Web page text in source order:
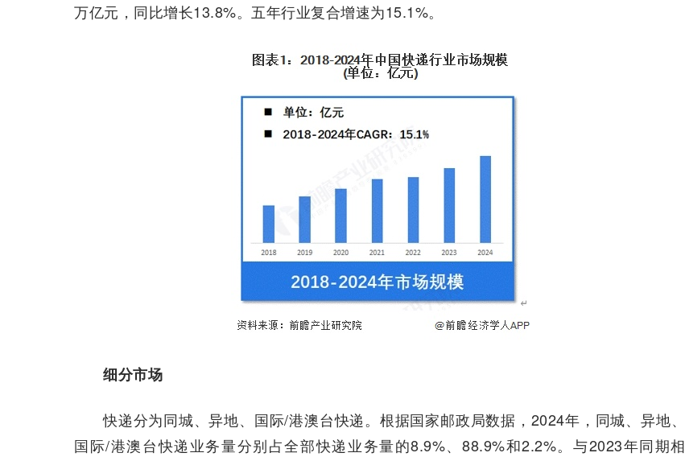
万亿元，同比增长13.8%。五年行业复合增速为15.1%。
细分市场
快递分为同城、异地、国际/港澳台快递。根据国家邮政局数据，2024年，同城、异地、
国际/港澳台快递业务量分别占全部快递业务量的8.9%、88.9%和2.2%。与2023年同期相